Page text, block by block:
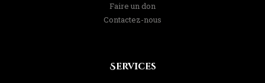
Faire un don
Contactez-nous
Services